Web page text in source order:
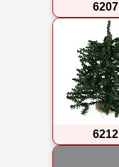
6207
6212